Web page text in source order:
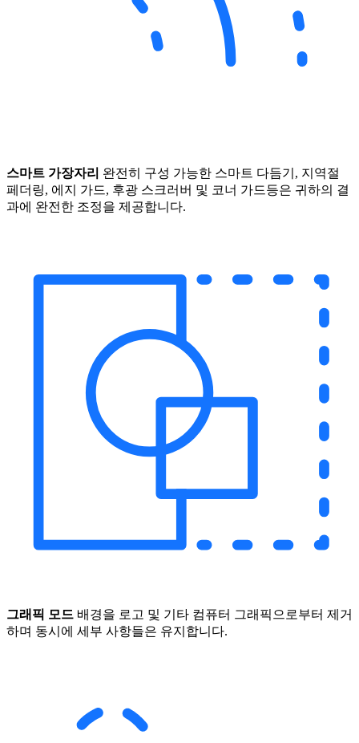
스마트 가장자리 완전히 구성 가능한 스마트 다듬기, 지역절
페더링, 에지 가드, 후광 스크러버 및 코너 가드등은 귀하의 결
과에 완전한 조정을 제공합니다.
그래픽 모드 배경을 로고 및 기타 컴퓨터 그래픽으로부터 제거
하며 동시에 세부 사항들은 유지합니다.